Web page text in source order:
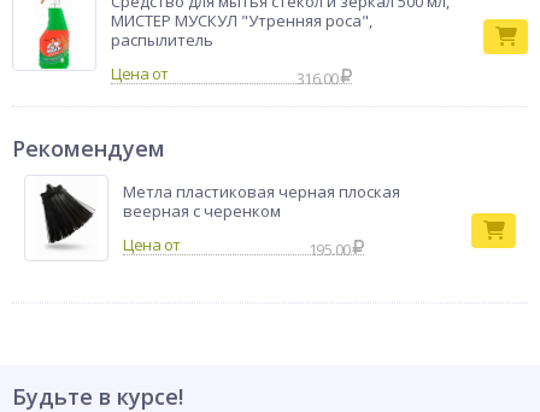
МИСТЕР МУСКУЛ "Утренняя роса",
распылитель
Цена от
316.00
Рекомендуем
Метла пластиковая черная плоская
веерная с черенком
195.00
Будьте в курсе!